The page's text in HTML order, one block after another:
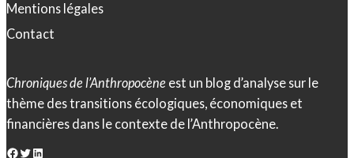
Mentions légales
Contact
Chroniques de l’Anthropocène est un blog d’analyse sur le
thème des transitions écologiques, économiques et
financières dans le contexte de l’Anthropocène.
Facebook Twitter LinkedIn